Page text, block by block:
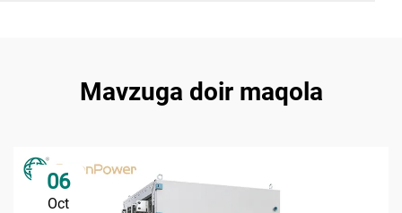
Mavzuga doir maqola
06
Oct